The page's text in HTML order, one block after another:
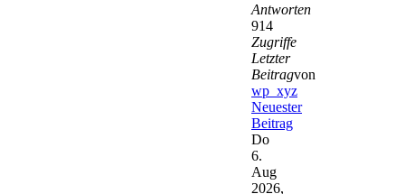
Antworten
914
Zugriffe
Letzter
Beitragvon
wp_xyz
Neuester
Beitrag
Do
6.
Aug
2026,